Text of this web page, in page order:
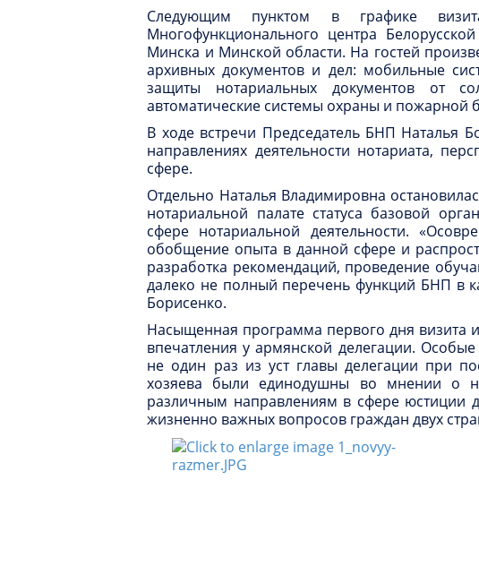
Следующим пунктом в графике
Многофункционального центра
Минска и Минской области. На гостей
архивных документов и дел: мобильные
защиты нотариальных документов от
автоматические системы охраны и пожарной
В ходе встречи Председатель БНП Наталья
направлениях деятельности нотариата,
сфере.
Отдельно Наталья Владимировна
нотариальной палате статуса базовой
сфере нотариальной деятельности.
обобщение опыта в данной сфере и
разработка рекомендаций, проведение
далеко не полный перечень функций БНП в
Борисенко.
Насыщенная программа первого дня визита
впечатления у армянской делегации.
не один раз из уст главы делегации при
хозяева были единодушны во мнении о
различным направлениям в сфере юстиции
жизненно важных вопросов граждан двух